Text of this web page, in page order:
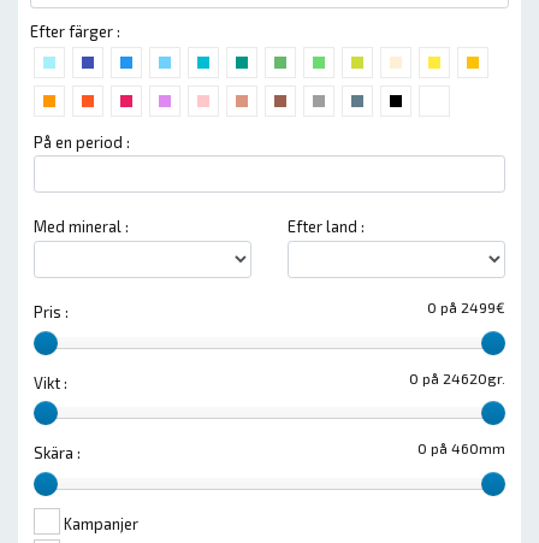
Efter färger :
På en period :
Med mineral : Efter land :
0 på 2499€
Pris :
0 på 24620gr.
Vikt :
0 på 460mm
Skära :
Kampanjer